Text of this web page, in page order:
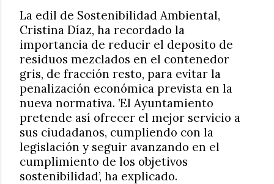
La edil de Sostenibilidad Ambiental,
Cristina Díaz, ha recordado la
importancia de reducir el deposito de
residuos mezclados en el contenedor
gris, de fracción resto, para evitar la
penalización económica prevista en la
nueva normativa. ’El Ayuntamiento
pretende así ofrecer el mejor servicio a
sus ciudadanos, cumpliendo con la
legislación y seguir avanzando en el
cumplimiento de los objetivos
sostenibilidad’, ha explicado.